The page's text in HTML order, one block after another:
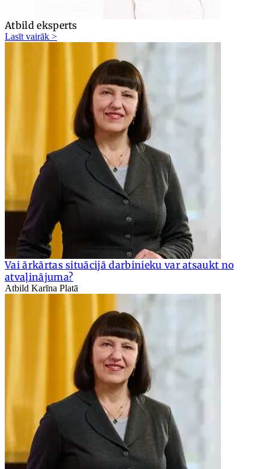
Atbild eksperts
Lasīt vairāk >
Vai ārkārtas situācijā darbinieku var atsaukt no
atvaļinājuma?
Atbild Karīna Platā